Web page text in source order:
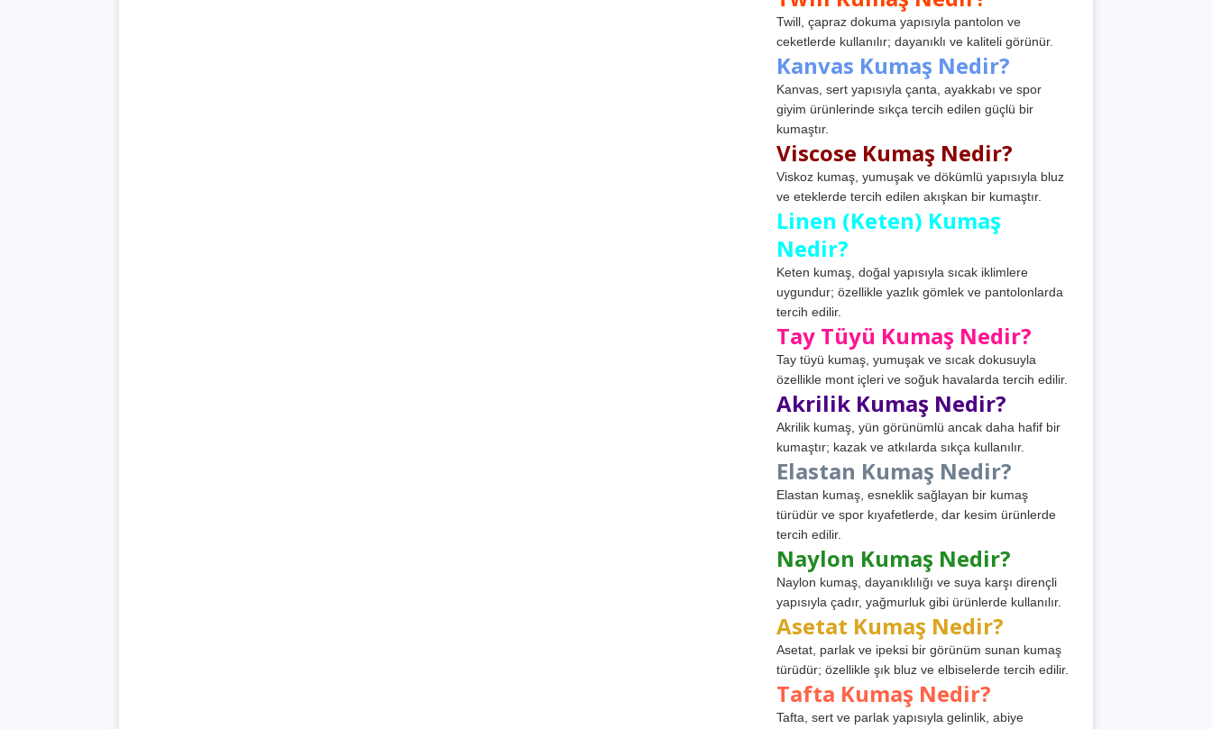
Twill, çapraz dokuma yapısıyla pantolon ve
ceketlerde kullanılır; dayanıklı ve kaliteli görünür.
Kanvas Kumaş Nedir?
Kanvas, sert yapısıyla çanta, ayakkabı ve spor
giyim ürünlerinde sıkça tercih edilen güçlü bir
kumaştır.
Viscose Kumaş Nedir?
Viskoz kumaş, yumuşak ve dökümlü yapısıyla bluz
ve eteklerde tercih edilen akışkan bir kumaştır.
Linen (Keten) Kumaş
Nedir?
Keten kumaş, doğal yapısıyla sıcak iklimlere
uygundur; özellikle yazlık gömlek ve pantolonlarda
tercih edilir.
Tay Tüyü Kumaş Nedir?
Tay tüyü kumaş, yumuşak ve sıcak dokusuyla
özellikle mont içleri ve soğuk havalarda tercih edilir.
Akrilik Kumaş Nedir?
Akrilik kumaş, yün görünümlü ancak daha hafif bir
kumaştır; kazak ve atkılarda sıkça kullanılır.
Elastan Kumaş Nedir?
Elastan kumaş, esneklik sağlayan bir kumaş
türüdür ve spor kıyafetlerde, dar kesim ürünlerde
tercih edilir.
Naylon Kumaş Nedir?
Naylon kumaş, dayanıklılığı ve suya karşı dirençli
yapısıyla çadır, yağmurluk gibi ürünlerde kullanılır.
Asetat Kumaş Nedir?
Asetat, parlak ve ipeksi bir görünüm sunan kumaş
türüdür; özellikle şık bluz ve elbiselerde tercih edilir.
Tafta Kumaş Nedir?
Tafta, sert ve parlak yapısıyla gelinlik, abiye